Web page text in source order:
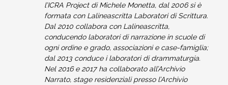
l’ICRA Project di Michele Monetta, dal 2006 si è
formata con Lalineascritta Laboratori di Scrittura.
Dal 2010 collabora con Lalineascritta,
conducendo laboratori di narrazione in scuole di
ogni ordine e grado, associazioni e case-famiglia;
dal 2013 conduce i laboratori di drammaturgia.
Nel 2016 e 2017 ha collaborato all’Archivio
Narrato, stage residenziali presso l’Archivio